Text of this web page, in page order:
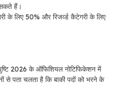
हैं।
के लिए 50% और रिजर्व्ड कैटेगरी के लिए
2026 के ऑफिशियल नोटिफिकेशन में
से पता चलता है कि बाकी पदों को भरने के